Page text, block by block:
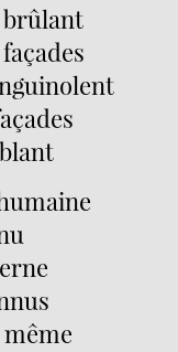
brûlant
même